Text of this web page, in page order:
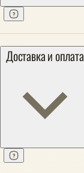
Доставка и оплата